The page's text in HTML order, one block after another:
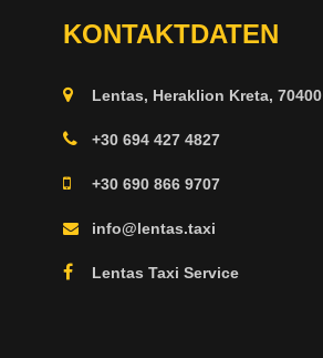
KONTAKTDATEN
Lentas, Heraklion Kreta, 70400
+30 694 427 4827
+30 690 866 9707
info@lentas.taxi
Lentas Taxi Service